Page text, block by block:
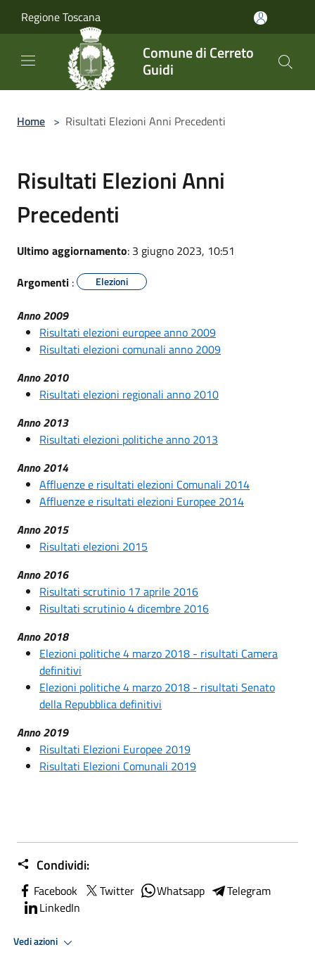
Regione Toscana
Comune di Cerreto
Guidi
Home > Risultati Elezioni Anni Precedenti
Risultati Elezioni Anni
Precedenti
Ultimo aggiornamento: 3 giugno 2023, 10:51
Argomenti : Elezioni
Anno 2009
Risultati elezioni europee anno 2009
Risultati elezioni comunali anno 2009
Anno 2010
Risultati elezioni regionali anno 2010
Anno 2013
Risultati elezioni politiche anno 2013
Anno 2014
Affluenze e risultati elezioni Comunali 2014
Affluenze e risultati elezioni Europee 2014
Anno 2015
Risultati elezioni 2015
Anno 2016
Risultati scrutinio 17 aprile 2016
Risultati scrutinio 4 dicembre 2016
Anno 2018
Elezioni politiche 4 marzo 2018 - risultati Camera
definitivi
Elezioni politiche 4 marzo 2018 - risultati Senato
della Repubblica definitivi
Anno 2019
Risultati Elezioni Europee 2019
Risultati Elezioni Comunali 2019
Condividi:
Facebook Twitter Whatsapp
Telegram
LinkedIn
Vedi azioni